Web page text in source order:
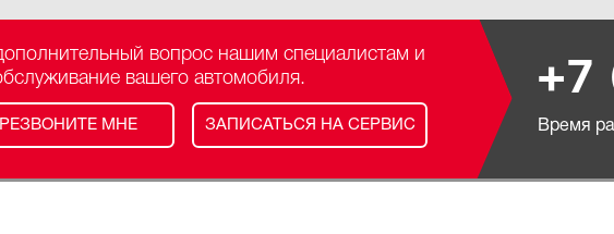
вопрос нашим специалистам и
вашего автомобиля.
МНЕ ЗАПИСАТЬСЯ НА СЕРВИС
+7
Время